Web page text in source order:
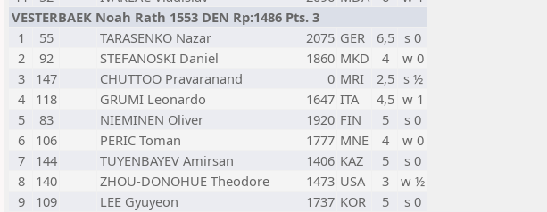
VESTERBAEK Noah Rath 1553 DEN Rp:1486 Pts. 3
1
55 TARASENKO Nazar 2075 GER 6,5
s 0
2
92 STEFANOSKI Daniel 1860 MKD 4
w 0
3
147 CHUTTOO Pravaranand 0 MRI 2,5 s ½
4
118 GRUMI Leonardo 1647 ITA 4,5 w 1
5
83 NIEMINEN Oliver 1920 FIN 5
s 0
6
106 PERIC Toman 1777 MNE 4
w 0
7
144 TUYENBAYEV Amirsan 1406 KAZ 5
s 0
8
140 ZHOU-DONOHUE Theodore 1473 USA 3
w ½
9
109 LEE Gyuyeon 1737 KOR 5
s 0